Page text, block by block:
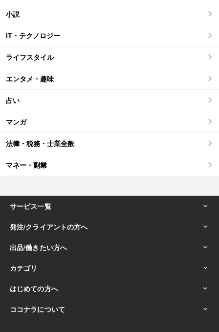
小説
IT・テクノロジー
ライフスタイル
エンタメ・趣味
占い
マンガ
法律・税務・士業全般
マネー・副業